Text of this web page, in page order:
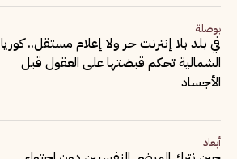
بوصلة
في بلد بلا إنترنت حر ولا إعلام مستقل.. كوريا
الشمالية تحكم قبضتها على العقول قبل
الأجساد
أبعاد